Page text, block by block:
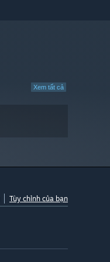
Xem tất cả
Tùy chỉnh của bạn